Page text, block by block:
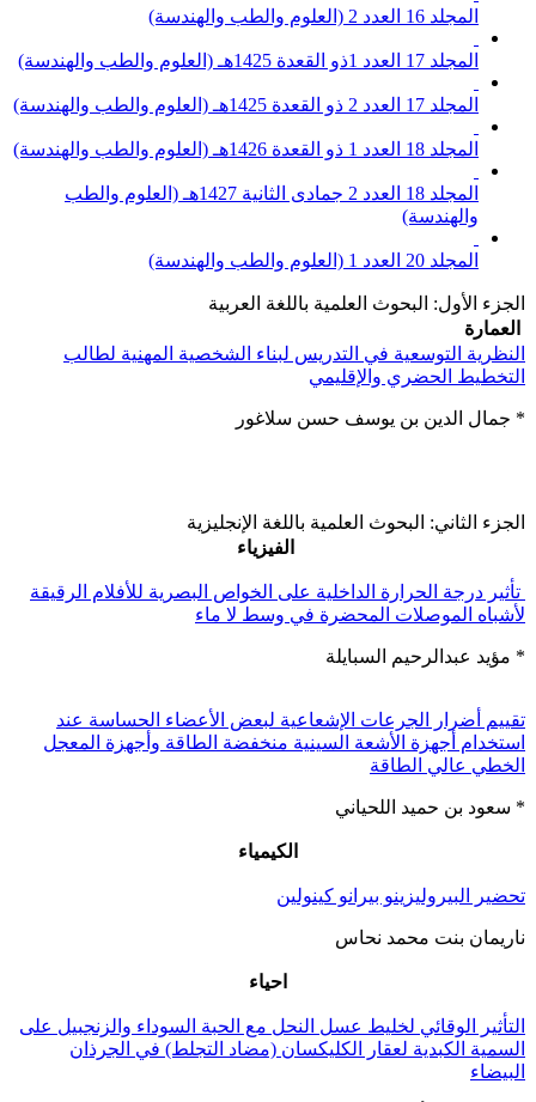
المجلد 16 العدد 2 (العلوم والطب والهندسة)
المجلد 17 العدد 1ذو القعدة 1425هـ (العلوم والطب والهندسة)
المجلد 17 العدد 2 ذو القعدة 1425هـ (العلوم والطب والهندسة)
المجلد 18 العدد 1 ذو القعدة 1426هـ (العلوم والطب والهندسة)
المجلد 18 العدد 2 جمادى الثانية 1427هـ (العلوم والطب
والهندسة)
المجلد 20 العدد 1 (العلوم والطب والهندسة)
الجزء الأول: البحوث العلمية باللغة العربية
العمارة
النظرية التوسعية في التدريس لبناء الشخصية المهنية لطالب
التخطيط الحضري والإقليمي
* جمال الدين بن يوسف حسن سلاغور
الجزء الثاني: البحوث العلمية باللغة الإنجليزية
الفيزياء
تأثير درجة الحرارة الداخلية على الخواص البصرية للأفلام الرقيقة
لأشباه الموصلات المحضرة في وسط لا ماء
* مؤيد عبدالرحيم السبايلة
تقييم أضرار الجرعات الإشعاعية لبعض الأعضاء الحساسة عند
استخدام أجهزة الأشعة السينية منخفضة الطاقة وأجهزة المعجل
الخطي عالي الطاقة
* سعود بن حميد اللحياني
الكيمياء
تحضير البيروليزينو بيرانو كينولين
ناريمان بنت محمد نحاس
احياء
التأثير الوقائي لخليط عسل النحل مع الحبة السوداء والزنجبيل على
السمية الكبدية لعقار الكليكسان (مضاد التجلط) في الجرذان
البيضاء